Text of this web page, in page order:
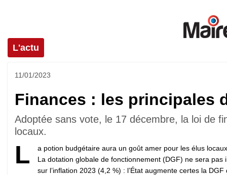
L'actu
11/01/2023
Finances : les principales
Adoptée sans vote, le 17 décembre, la loi de
locaux.
L
a potion budgétaire aura un goût amer pour les élus
La dotation globale de fonctionnement (DGF) ne sera pas
sur l’inflation 2023 (4,2 %) : l’État augmente certes la DGF